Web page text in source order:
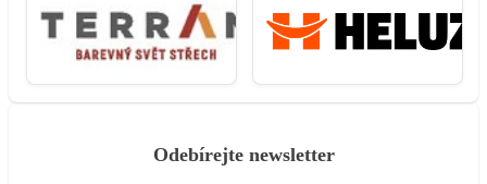
Odebírejte newsletter